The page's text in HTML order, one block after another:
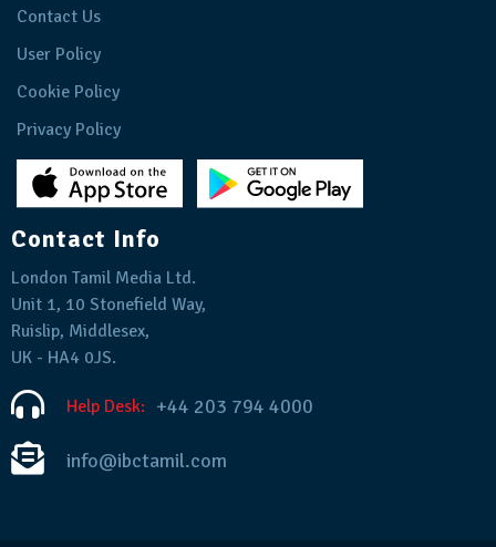
Contact Us
User Policy
Cookie Policy
Privacy Policy
Contact Info
London Tamil Media Ltd.
Unit 1, 10 Stonefield Way,
Ruislip, Middlesex,
UK - HA4 0JS.
Help Desk: +44 203 794 4000
info@ibctamil.com